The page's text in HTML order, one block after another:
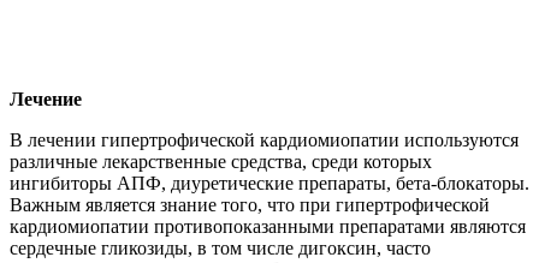
Лечение
В лечении гипертрофической кардиомиопатии используются
различные лекарственные средства, среди которых
ингибиторы АПФ, диуретические препараты, бета-блокаторы.
Важным является знание того, что при гипертрофической
кардиомиопатии противопоказанными препаратами являются
сердечные гликозиды, в том числе дигоксин, часто